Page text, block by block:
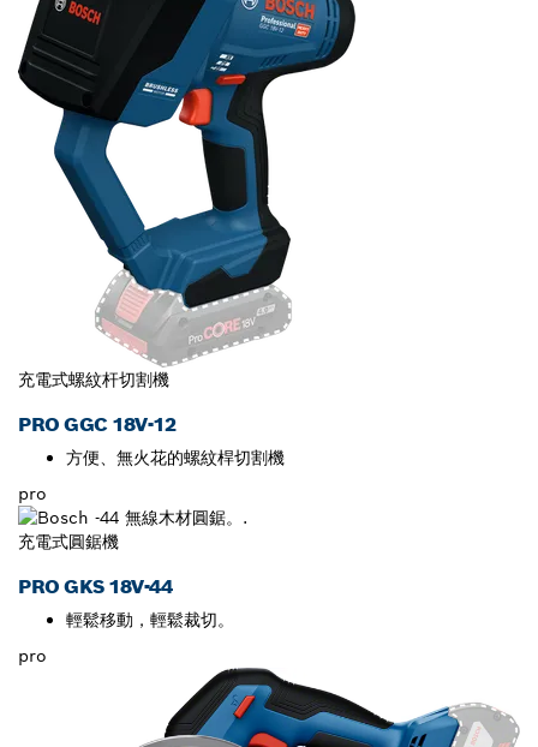
充電式螺紋杆切割機
PRO GGC 18V-12
方便、無火花的螺紋桿切割機
pro
充電式圓鋸機
PRO GKS 18V-44
輕鬆移動，輕鬆裁切。
pro